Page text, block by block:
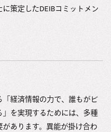
策定したDEIBコミットメン
経済情報の力で、誰もがビ
を実現するためには、多種
あります。異能が掛け合わ